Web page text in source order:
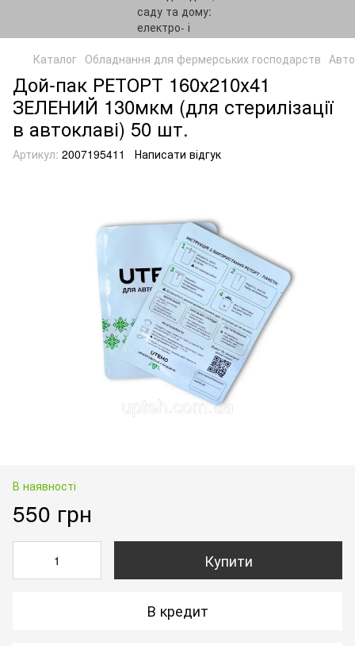
Каталог Обладнання для фермерських господарств
Дой-пак РЕТОРТ 160х210х41
ЗЕЛЕНИЙ 130мкм (для стерилізації
в автоклаві) 50 шт.
Артикул: 2007195411 Написати відгук
В наявності
550 грн
Купити
В кредит